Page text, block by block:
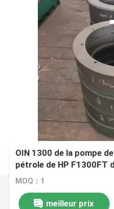
OIN 1300 de la pompe
pétrole de HP F1300FT
kilowatts
MOQ：1
meilleur prix